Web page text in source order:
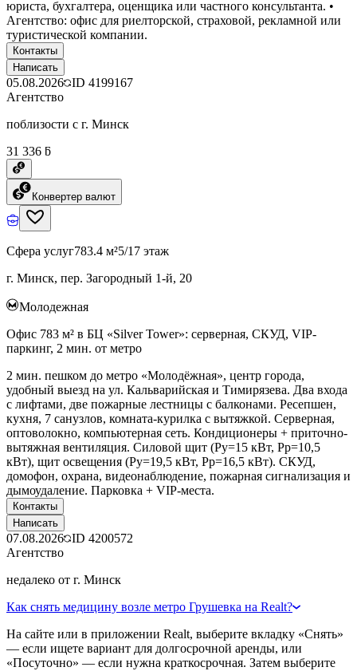
юриста, бухгалтера, оценщика или частного консультанта. •
Агентство: офис для риелторской, страховой, рекламной или
туристической компании.
Контакты
Написать
05.08.2026 ID 4199167
Агентство
поблизости с г. Минск
31 336 ƃ
Конвертер валют
Сфера услуг783.4 м²5/17 этаж
г. Минск, пер. Загородный 1-й, 20
Молодежная
Офис 783 м² в БЦ «Silver Tower»: серверная, СКУД, VIP-
паркинг, 2 мин. от метро
2 мин. пешком до метро «Молодёжная», центр города,
удобный выезд на ул. Кальварийская и Тимирязева. Два входа
с лифтами, две пожарные лестницы с балконами. Ресепшен,
кухня, 7 санузлов, комната-курилка с вытяжкой. Серверная,
оптоволокно, компьютерная сеть. Кондиционеры + приточно-
вытяжная вентиляция. Силовой щит (Ру=15 кВт, Рр=10,5
кВт), щит освещения (Ру=19,5 кВт, Рр=16,5 кВт). СКУД,
домофон, охрана, видеонаблюдение, пожарная сигнализация и
дымоудаление. Парковка + VIP-места.
Контакты
Написать
07.08.2026 ID 4200572
Агентство
недалеко от г. Минск
Как снять медицину возле метро Грушевка на Realt?
На сайте или в приложении Realt, выберите вкладку «Снять»
— если ищете вариант для долгосрочной аренды, или
«Посуточно» — если нужна краткосрочная. Затем выберите